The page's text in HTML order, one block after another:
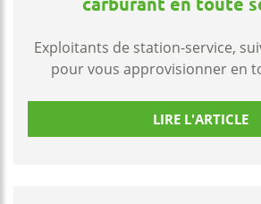
carburant en toute
Exploitants de station-service,
pour vous approvisionner en
LIRE L'ARTICLE